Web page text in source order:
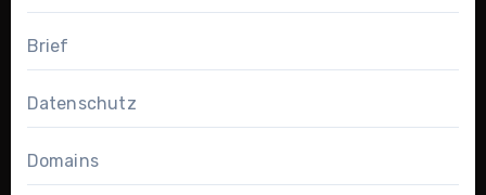
Brief
Datenschutz
Domains